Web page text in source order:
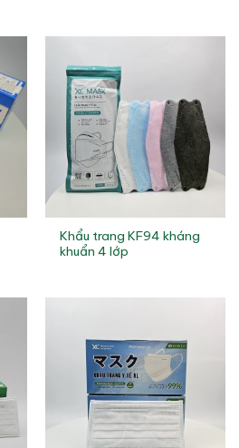
Khẩu trang KF94 kháng
khuẩn 4 lớp